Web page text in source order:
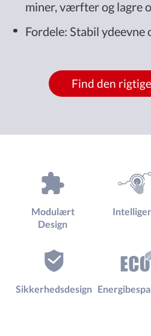
miner, værfter og lagre
Fordele: Stabil ydeevne
Find den
Modulært
Design
Sikkerhedsdesign